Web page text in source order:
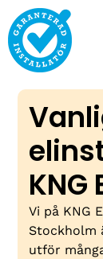
KNG
Vi på KNG
Stockholm
utför